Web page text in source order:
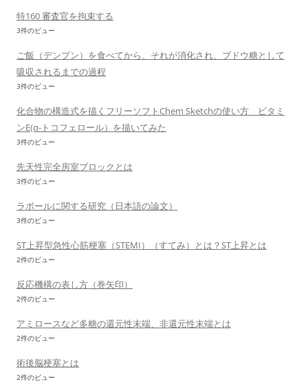
特160 審査官を拘束する
3件のビュー
ご飯（デンプン）を食べてから、それが消化され、ブドウ糖として
吸収されるまでの過程
3件のビュー
化合物の構造式を描くフリーソフトChem Sketchの使い方 ビタミ
ンE(α-トコフェロール）を描いてみた
3件のビュー
先天性完全房室ブロックとは
3件のビュー
ラポールに関する研究（日本語の論文）
3件のビュー
ST上昇型急性心筋梗塞（STEMI）（すてみ）とは？ST上昇とは
2件のビュー
反応機構の表し方（巻矢印）
2件のビュー
アミロースなど多糖の還元性末端、非還元性末端とは
2件のビュー
術後脳梗塞とは
2件のビュー